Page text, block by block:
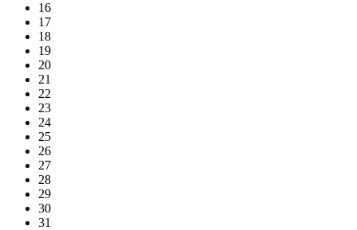
16
17
18
19
20
21
22
23
24
25
26
27
28
29
30
31